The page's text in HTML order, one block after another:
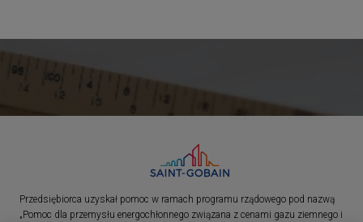
Przedsiębiorca uzyskał pomoc w ramach programu rządowego pod nazwą
„Pomoc dla przemysłu energochłonnego związana z cenami gazu ziemnego i